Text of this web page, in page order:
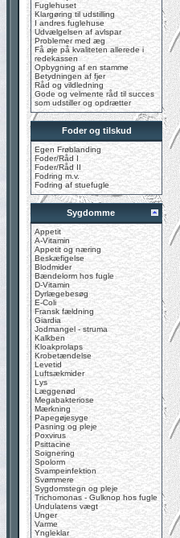
Fuglehuset
Klargøring til udstilling
I andres fuglehuse
Udvælgelsen af avlspar
Problemer med æg
Få øje på kvaliteten allerede i
redekassen
Opbygning af en stamme
Betydningen af fjer
Råd og vildledning
Gode og velmente råd til succes
som udstiller og opdrætter
Foder og tilskud
Egen Frøblanding
Foder/Råd I
Foder/Råd II
Fodring m.v.
Fodring af stuefugle
Sygdomme
Appetit
A-Vitamin
Appetit og næring
Beskæfigelse
Blodmider
Bændelorm hos fugle
D-Vitamin
Dyrlægebesøg
E-Coli
Fransk fældning
Giardia
Jodmangel - struma
Kalkben
Kloakprolaps
Krobetændelse
Levetid
Luftsækmider
Lys
Læggenød
Megabakteriose
Mærkning
Papegøjesyge
Pasning og pleje
Poxvirus
Psittacine
Soignering
Spolorm
Svampeinfektion
Svømmere
Sygdomstegn og pleje
Trichomonas - Gulknop hos fugle
Undulatens vægt
Unger
Varme
Yngleklar